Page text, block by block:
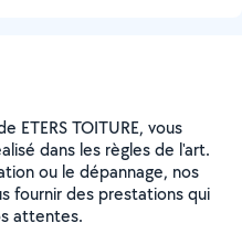
ETERS TOITURE, vous
dans les règles de l'art.
ou le dépannage, nos
fournir des prestations qui
attentes.